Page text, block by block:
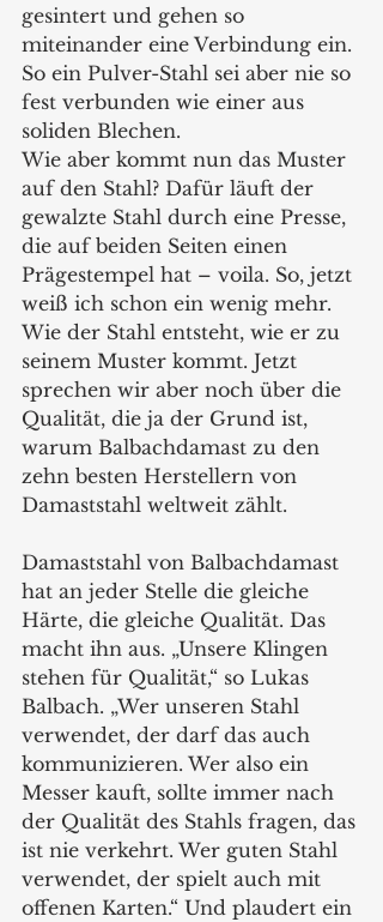
gesintert und gehen so
miteinander eine Verbindung ein.
So ein Pulver-Stahl sei aber nie so
fest verbunden wie einer aus
soliden Blechen.
Wie aber kommt nun das Muster
auf den Stahl? Dafür läuft der
gewalzte Stahl durch eine Presse,
die auf beiden Seiten einen
Prägestempel hat – voila. So, jetzt
weiß ich schon ein wenig mehr.
Wie der Stahl entsteht, wie er zu
seinem Muster kommt. Jetzt
sprechen wir aber noch über die
Qualität, die ja der Grund ist,
warum Balbachdamast zu den
zehn besten Herstellern von
Damaststahl weltweit zählt.
Damaststahl von Balbachdamast
hat an jeder Stelle die gleiche
Härte, die gleiche Qualität. Das
macht ihn aus. „Unsere Klingen
stehen für Qualität,“ so Lukas
Balbach. „Wer unseren Stahl
verwendet, der darf das auch
kommunizieren. Wer also ein
Messer kauft, sollte immer nach
der Qualität des Stahls fragen, das
ist nie verkehrt. Wer guten Stahl
verwendet, der spielt auch mit
offenen Karten.“ Und plaudert ein